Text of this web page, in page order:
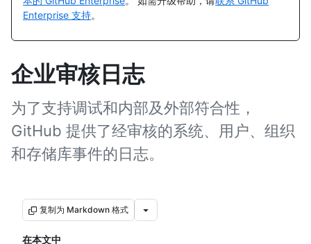
Enterprise 支持。
企业审核日志
为了支持调试和内部及外部符合性，
GitHub 提供了经审核的系统、用户、组织
和存储库事件的日志。
复制为 Markdown 格式
在本文中